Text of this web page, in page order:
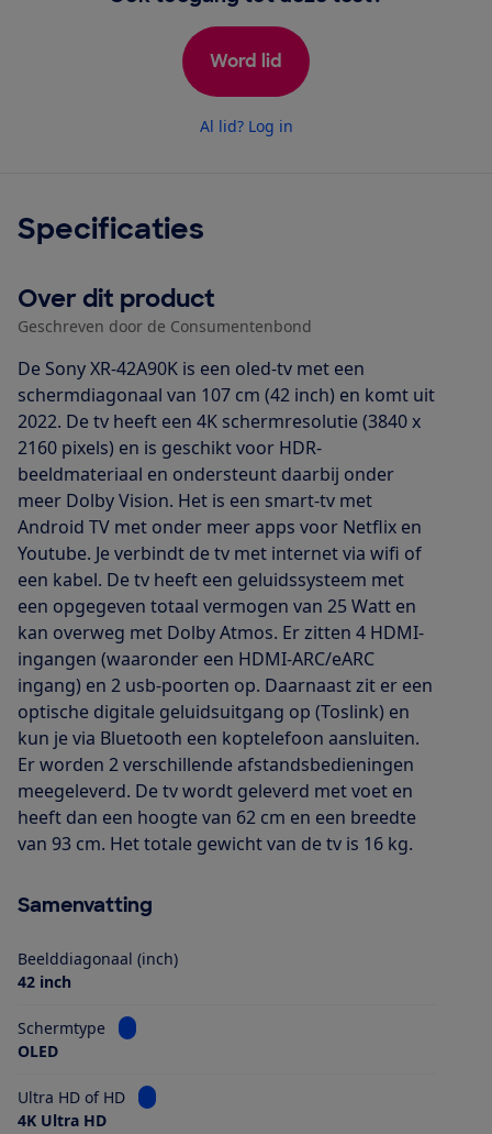
Word lid
Al lid? Log in
Specificaties
Over dit product
Geschreven door de Consumentenbond
De Sony XR-42A90K is een oled-tv met een
schermdiagonaal van 107 cm (42 inch) en komt uit
2022. De tv heeft een 4K schermresolutie (3840 x
2160 pixels) en is geschikt voor HDR-
beeldmateriaal en ondersteunt daarbij onder
meer Dolby Vision. Het is een smart-tv met
Android TV met onder meer apps voor Netflix en
Youtube. Je verbindt de tv met internet via wifi of
een kabel. De tv heeft een geluidssysteem met
een opgegeven totaal vermogen van 25 Watt en
kan overweg met Dolby Atmos. Er zitten 4 HDMI-
ingangen (waaronder een HDMI-ARC/eARC
ingang) en 2 usb-poorten op. Daarnaast zit er een
optische digitale geluidsuitgang op (Toslink) en
kun je via Bluetooth een koptelefoon aansluiten.
Er worden 2 verschillende afstandsbedieningen
meegeleverd. De tv wordt geleverd met voet en
heeft dan een hoogte van 62 cm en een breedte
van 93 cm. Het totale gewicht van de tv is 16 kg.
Samenvatting
Beelddiagonaal (inch)
42 inch
Schermtype
Bekijk informatie voor Schermtype
OLED
Ultra HD of HD
Bekijk informatie voor Ultra HD of HD
4K Ultra HD